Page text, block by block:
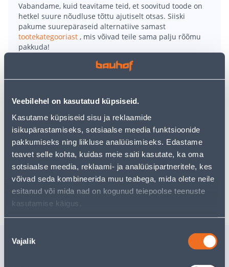
Veebilehel on kasutatud küpsiseid.
Kasutame küpsiseid sisu ja reklaamide
isikupärastamiseks, sotsiaalse meedia funktsioonide
pakkumiseks ning liikluse analüüsimiseks. Edastame
teavet selle kohta, kuidas meie saiti kasutate, ka oma
sotsiaalse meedia, reklaami- ja analüüsipartneritele, kes
võivad seda kombineerida muu teabega, mida olete neile
esitanud või mida nad on kogunud teiepoolse teenuste
kasutamise käigus.
valik
Vajalik
Vabandame, kuid teavitame teid, et soovitud toode on
hetkel suure nõudluse tõttu ajutiselt otsas. Siiski
pakume suurepäraseid alternatiive samast
tootekategooriast , mis võivad teile sama palju rõõmu
pakkuda!
uurimistööd saate jätkata, naastes
kasutades meie võimsat otsingufunktsiooni, et leida
• Neljakandiline LED valgustusega peegel.
• Mõõtmed on 60 x 80 cm, paksus 4 mm.
• Valgusvoog 440 lm, võimsus 10 W ja kaitseklass IP44.
• 14-päevane tagastusõigus.
Tarne pole võimalik
Sarnased tooted